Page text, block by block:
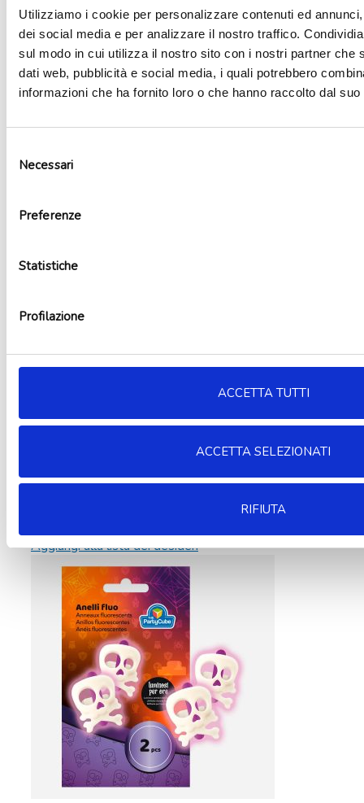
Utilizziamo i cookie per personalizzare contenuti ed
dei social media e per analizzare il nostro traffico.
sul modo in cui utilizza il nostro sito con i nostri partner che
dati web, pubblicità e social media, i quali potrebbero
informazioni che ha fornito loro o che hanno raccolto dal
delNecessari
Preferenze
Statistiche
Profilazione
ACCETTA TUTTI
ACCETTA SELEZIONATI
RIFIUTA
Maschera fluo Cars
Leggi tutto
Aggiungi alla lista dei desideri